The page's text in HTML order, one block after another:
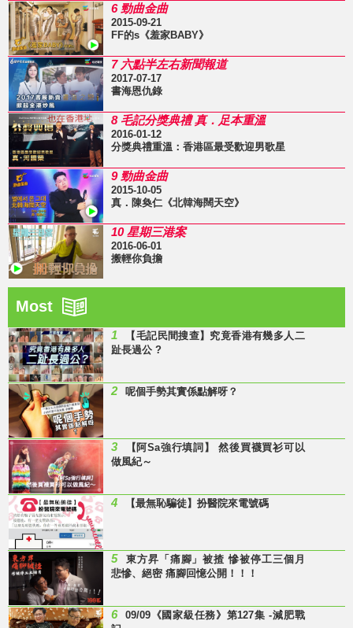
6 勁曲金曲
2015-09-21
FF的s《羞家BABY》
7 六點半左右新聞報道
2017-07-17
書海恩仇錄
8 毛記分獎典禮 真．足本重溫
2016-01-12
分獎典禮重溫：香港區最受歡迎男歌星
9 勁曲金曲
2015-10-05
真．陳奐仁《北韓海闊天空》
10 星期三港案
2016-06-01
搬輕你負擔
Most
1
【毛記民間搜查】究竟香港有幾多人二
趾長過公 ?
2 呢個手勢其實係點解呀？
3
【阿Sa強行填詞】 然後買襪買衫可以
做風紀～
4 【最無恥騙徒】扮醫院來電號碼
5
東方昇「痛腳」被揸 慘被停工三個月
悲慘、絕密 痛腳回憶公開！！！
6
09/09《國家級任務》第127集 -減肥戰